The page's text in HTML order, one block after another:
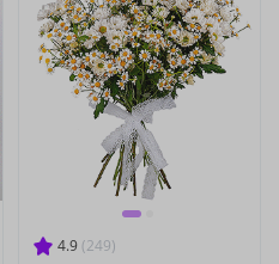
4.9 (249)